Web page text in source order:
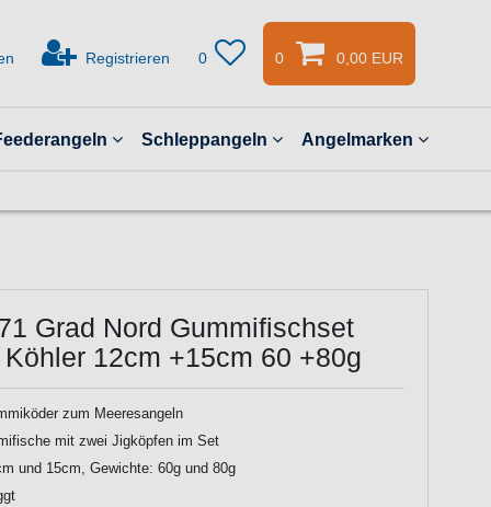
Registrieren 0 0 0,00 EUR
Schleppangeln Angelmarken
Grad Nord Gummifischset
12cm +15cm 60 +80g
zum Meeresangeln
mit zwei Jigköpfen im Set
und 15cm, Gewichte: 60g und 80g